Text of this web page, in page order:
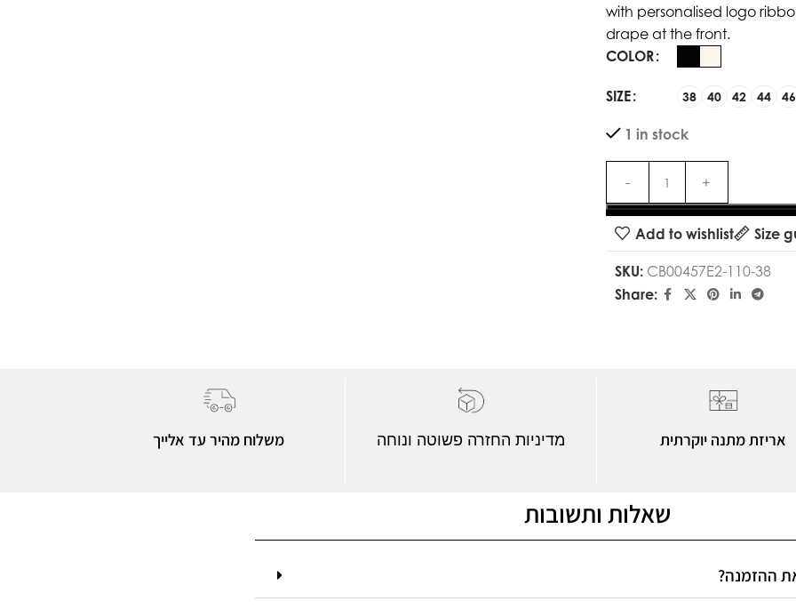
with personalised logo
drape at the front.
COLOR
SIZE 38 40 42 44 46
1 in stock
Add to wishlist Size
SKU: CB00457E2-110-38
Share:
משלוח מהיר עד אלייך מדיניות החזרה פשוטה ונוחה אריזת מתנה יוקרתית
שאלות ותשובות
ההזמנה?